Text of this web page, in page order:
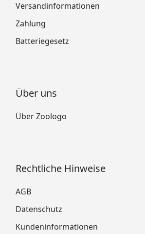
Versandinformationen
Zahlung
Batteriegesetz
Über uns
Über Zoologo
Rechtliche Hinweise
AGB
Datenschutz
Kundeninformationen